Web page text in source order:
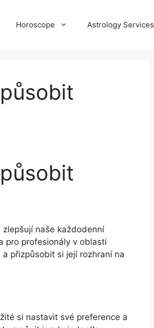
Horoscope Astrology Services
naše každodenní
pro profesionály v oblasti
přizpůsobit si její rozhraní na
si nastavit své preference a